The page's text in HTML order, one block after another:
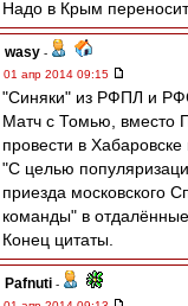
Надо в Крым
wasy -
01 апр 2014 09:15
"Синяки" из РФПЛ и
Матч с Томью, вместо
провести в Хабаровске
"С целью
приезда московского
команды" в
Конец цитаты.
Pafnuti -